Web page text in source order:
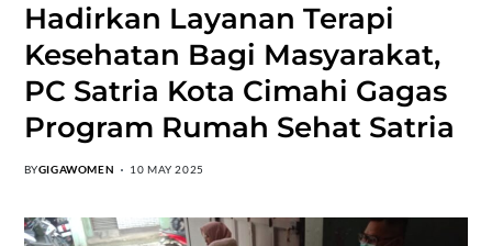
Hadirkan Layanan Terapi
Kesehatan Bagi Masyarakat,
PC Satria Kota Cimahi Gagas
Program Rumah Sehat Satria
BYGIGAWOMEN 10 MAY 2025